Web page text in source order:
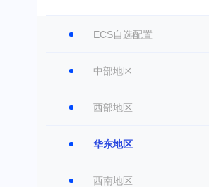
ECS自选配置
中部地区
西部地区
华东地区
西南地区